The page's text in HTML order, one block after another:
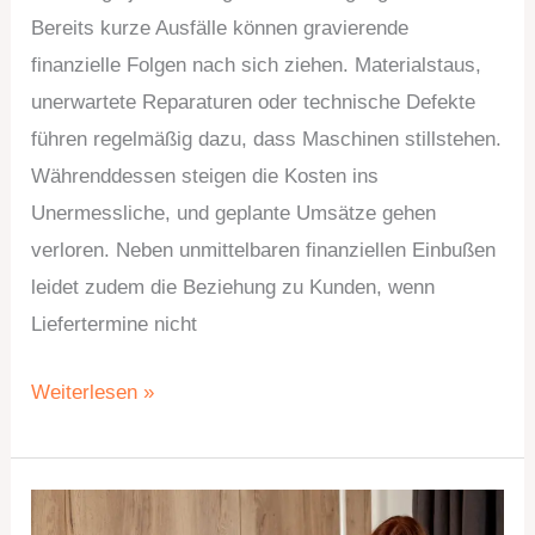
Bereits kurze Ausfälle können gravierende
finanzielle Folgen nach sich ziehen. Materialstaus,
unerwartete Reparaturen oder technische Defekte
führen regelmäßig dazu, dass Maschinen stillstehen.
Währenddessen steigen die Kosten ins
Unermessliche, und geplante Umsätze gehen
verloren. Neben unmittelbaren finanziellen Einbußen
leidet zudem die Beziehung zu Kunden, wenn
Liefertermine nicht
Weiterlesen »
Wenn